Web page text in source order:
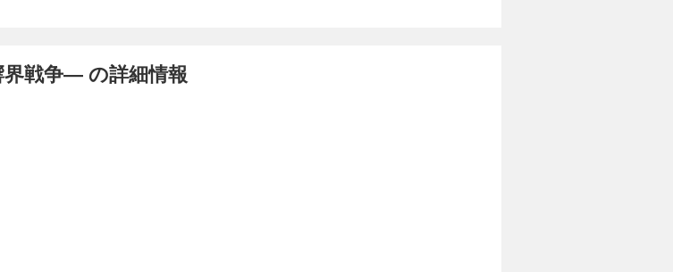
戦争― の詳細情報